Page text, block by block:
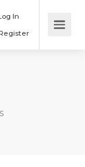
Log In